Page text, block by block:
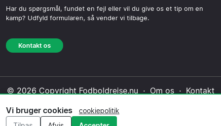
Har du spørgsmål, fundet en fejl eller vil du give os et tip om en
kamp? Udfyld formularen, så vender vi tilbage.
Kontakt os
© 2026 Copyright Fodboldrejse.nu · Om os· Kontakt
politik
Vi bruger cookies
cookiepolitik